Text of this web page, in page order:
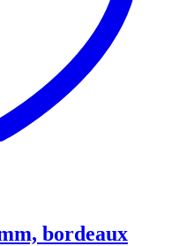
bordeaux